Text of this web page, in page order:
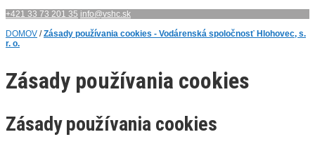
+421 33 73 201 35 info@vshc.sk
DOMOV /Zásady používania cookies - Vodárenská spoločnosť Hlohovec, s.
r. o.
Zásady používania cookies
Zásady používania cookies